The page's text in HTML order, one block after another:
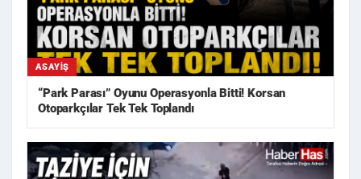
ASAYIŞ
“Park Parası” Oyunu Operasyonla Bitti! Korsan
Otoparkçılar Tek Tek Toplandı